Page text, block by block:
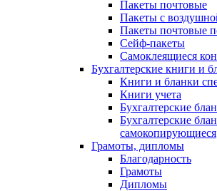
Пакеты почтовые
Пакеты с
Пакеты почтовые
Сейф-пакеты
Самоклеящиеся
Бухгалтерские книги и
Книги и бланки
Книги учета
Бухгалтерские
Бухгалтерские
самокопирующиеся
Грамоты, дипломы
Благодарность
Грамоты
Дипломы